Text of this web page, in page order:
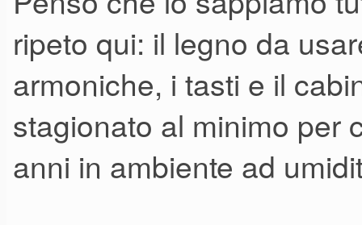
ripeto qui: il legno da
armoniche, i tasti e il
stagionato al minimo per
anni in ambiente ad